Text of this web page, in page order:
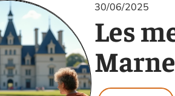
30/06/2025
Les